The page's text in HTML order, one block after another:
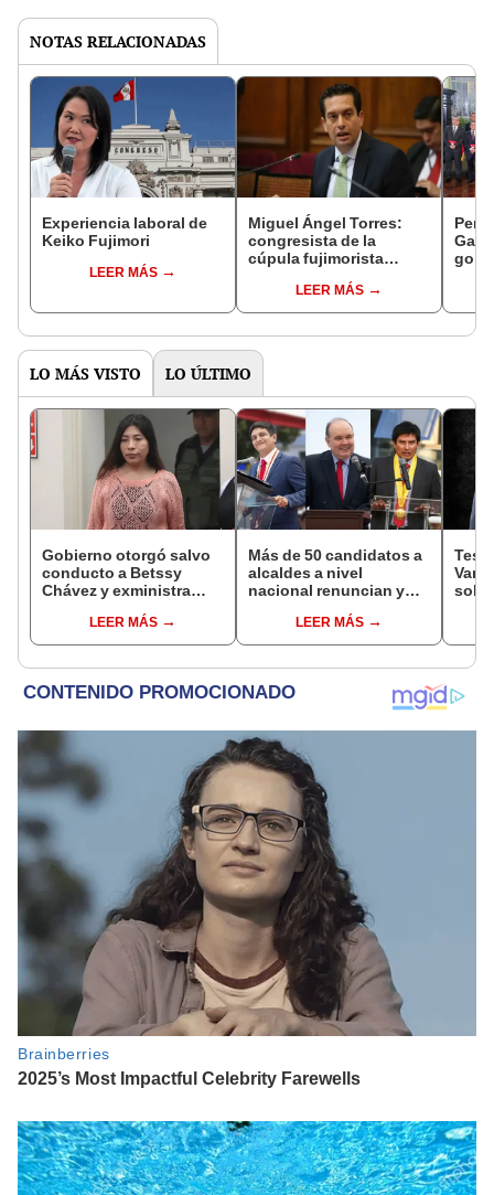
NOTAS RELACIONADAS
Experiencia laboral de
Keiko Fujimori
LEER MÁS
Miguel Ángel Torres:
congresista de la
cúpula fujimorista
del SenadoLEER MÁS
LO MÁS VISTO LO ÚLTIMO
Gobierno otorgó salvo
conducto a Betssy
Chávez y exministra
madrugadaLEER MÁS
Más de 50 candidatos a
alcaldes a nivel
nacional renuncian y
encubiertaLEER MÁS